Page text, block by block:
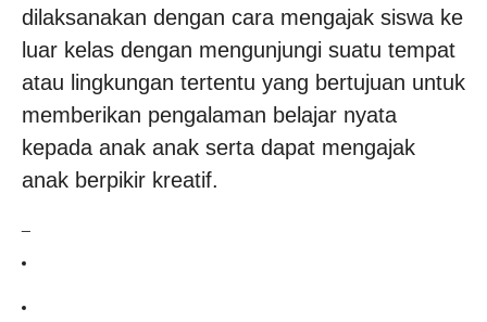
dilaksanakan dengan cara mengajak siswa ke
luar kelas dengan mengunjungi suatu tempat
atau lingkungan tertentu yang bertujuan untuk
memberikan pengalaman belajar nyata
kepada anak anak serta dapat mengajak
anak berpikir kreatif.